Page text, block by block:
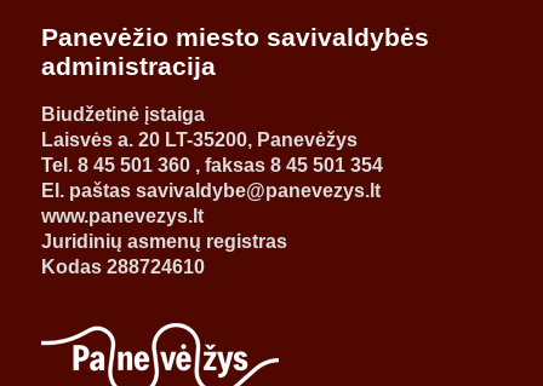
Panevėžio miesto savivaldybės
administracija
Biudžetinė įstaiga
Laisvės a. 20 LT-35200, Panevėžys
Tel. 8 45 501 360 , faksas 8 45 501 354
El. paštas savivaldybe@panevezys.lt
www.panevezys.lt
Juridinių asmenų registras
Kodas 288724610